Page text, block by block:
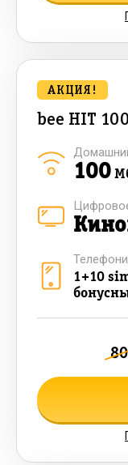
bee HIT
АКЦИЯ!
100
1+10